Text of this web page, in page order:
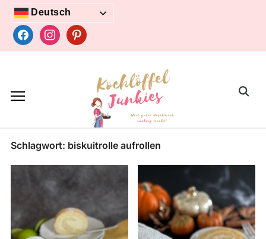
Skip
content
Deutsch
facebookinstagrampinterest
Search
Schlagwort: biskuitrolle aufrollen